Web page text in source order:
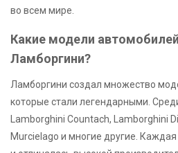
во всем мире.
Какие модели
Ламборгини?
Ламборгини создал множество
которые стали легендарными.
Lamborghini Countach, Lamborghini
Murcielago и многие другие.